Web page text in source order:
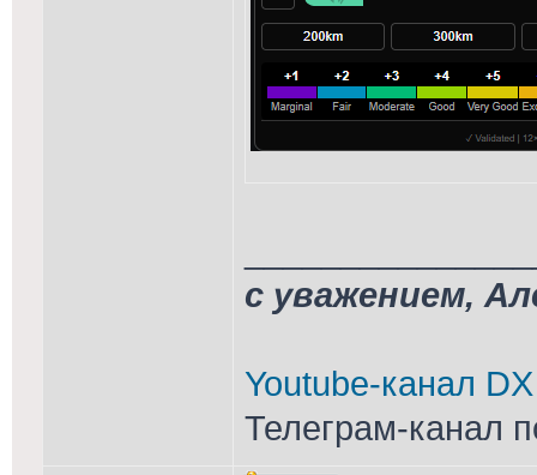
с уважением,
Youtube-канал
Телеграм-канал